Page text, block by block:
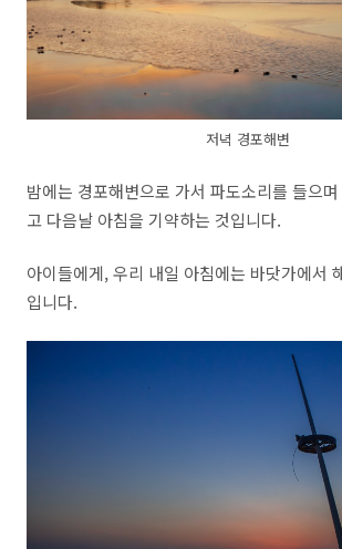
저녁 경포해변
밤에는 경포해변으로 가서 파도소리를 들으
고 다음날 아침을 기약하는 것입니다.
아이들에게, 우리 내일 아침에는 바닷가에서
입니다.